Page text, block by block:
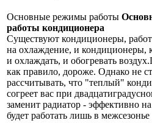
Основные режимы работы
работы кондиционера
Существуют кондиционеры,
на охлаждение, и кондиционеры,
и охлаждать, и обогревать
как правило, дороже. Однако не
рассчитывать, что "теплый"
согреет вас при
заменит радиатор - эффективно
будет работать лишь в межсезонье